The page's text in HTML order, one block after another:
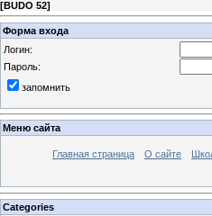
[BUDO 52]
Форма входа
Логин:
Пароль:
запомнить
Меню сайта
Главная страница О сайте
Categories